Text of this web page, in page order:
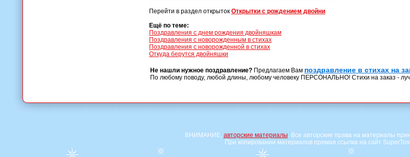
Перейти в раздел открыток Открытки с рождением двойни
Ещё по теме:
Поздравления с днем рождения двойняшкам
Поздравления с новорожденным в стихах
Поздравления с новорожденной в стихах
Откуда берутся двойняшки
Не нашли нужное поздравление? Предлагаем Вам поздравление в стихах на
По любому поводу, любой длины, любому человеку ПЕРСОНАЛЬНО! Стихи на заказ -
ВНИМАНИЕ, авторские материалы. Все авторские права на материалы
При копировании материалов прямая ссылка на сайт